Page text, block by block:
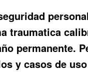
traumatica
permanente.
y casos de